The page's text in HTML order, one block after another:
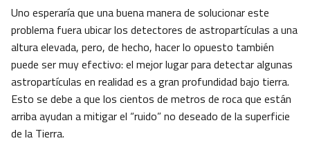
Uno esperaría que una buena manera de solucionar este
problema fuera ubicar los detectores de astropartículas a una
altura elevada, pero, de hecho, hacer lo opuesto también
puede ser muy efectivo: el mejor lugar para detectar algunas
astropartículas en realidad es a gran profundidad bajo tierra.
Esto se debe a que los cientos de metros de roca que están
arriba ayudan a mitigar el “ruido” no deseado de la superficie
de la Tierra.